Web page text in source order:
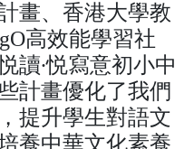
畫、香港大學教
高效能學習社
讀∙悦寫意初小中
計畫優化了我們
提升學生對語文
養中華文化素養